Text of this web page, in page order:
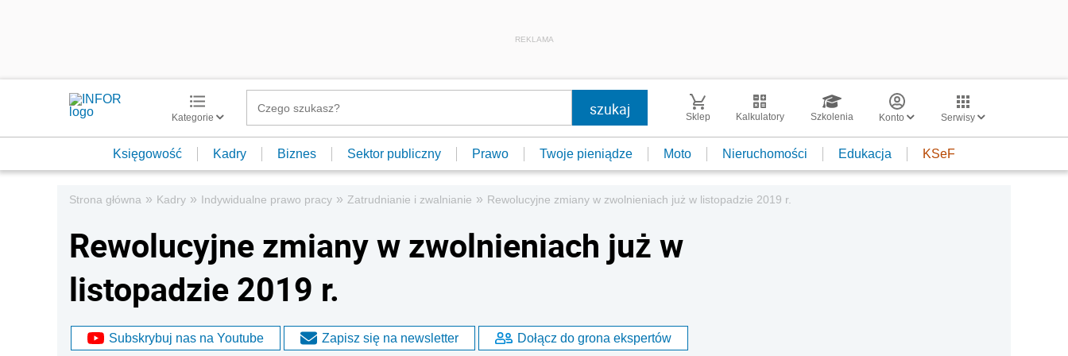
REKLAMA
Kategorie Sklep Kalkulatory Szkolenia Konto Serwisy
Księgowość Kadry Biznes Sektor publiczny Prawo Twoje pieniądze Moto Nieruchomości Edukacja KSeF
Strona główna » Kadry » Indywidualne prawo pracy » Zatrudnianie i zwalnianie » Rewolucyjne zmiany w zwolnieniach już w listopadzie 2019 r.
Rewolucyjne zmiany w zwolnieniach już w
listopadzie 2019 r.
Subskrybuj nas na Youtube Zapisz się na newsletter Dołącz do grona ekspertów